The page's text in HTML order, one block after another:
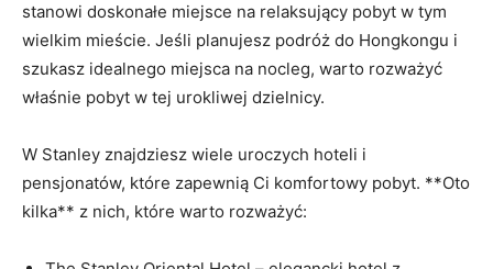
stanowi doskonałe miejsce na ⁣relaksujący pobyt w tym
wielkim mieście. Jeśli planujesz podróż do Hongkongu i
szukasz idealnego miejsca na nocleg, warto⁤ rozważyć
właśnie pobyt w ‍tej urokliwej dzielnicy.
W Stanley znajdziesz ‌wiele uroczych hoteli i
pensjonatów, które zapewnią Ci komfortowy pobyt. **Oto
kilka**⁤ z‌ nich, które ⁤warto rozważyć: